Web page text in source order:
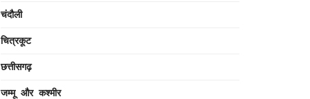
चंदौली
चित्रकूट
छत्तीसगढ़
जम्मू और कश्मीर